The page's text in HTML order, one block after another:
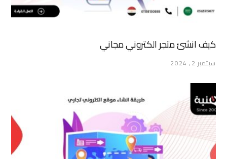
كيف انشئ متجر الكتروني مجاني
سبتمبر 2, 2024